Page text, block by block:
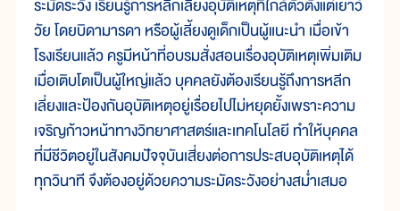
ระมัดระวัง เรียนรู้การหลีกเลี่ยงอุบัติเหตุที่ใกล้ตัวตั้งแต่เยาว์
วัย โดยบิดามารดา หรือผู้เลี้ยงดูเด็กเป็นผู้แนะนำ เมื่อเข้า
โรงเรียนแล้ว ครูมีหน้าที่อบรมสั่งสอนเรื่องอุบัติเหตุเพิ่มเติม
เมื่อเติบโตเป็นผู้ใหญ่แล้ว บุคคลยังต้องเรียนรู้ถึงการหลีก
เลี่ยงและป้องกันอุบัติเหตุอยู่เรื่อยไปไม่หยุดยั้งเพราะความ
เจริญก้าวหน้าทางวิทยาศาสตร์และเทคโนโลยี ทำให้บุคคล
ที่มีชีวิตอยู่ในสังคมปัจจุบันเสี่ยงต่อการประสบอุบัติเหตุได้
ทุกวินาที จึงต้องอยู่ด้วยความระมัดระวังอย่างสม่ำเสมอ